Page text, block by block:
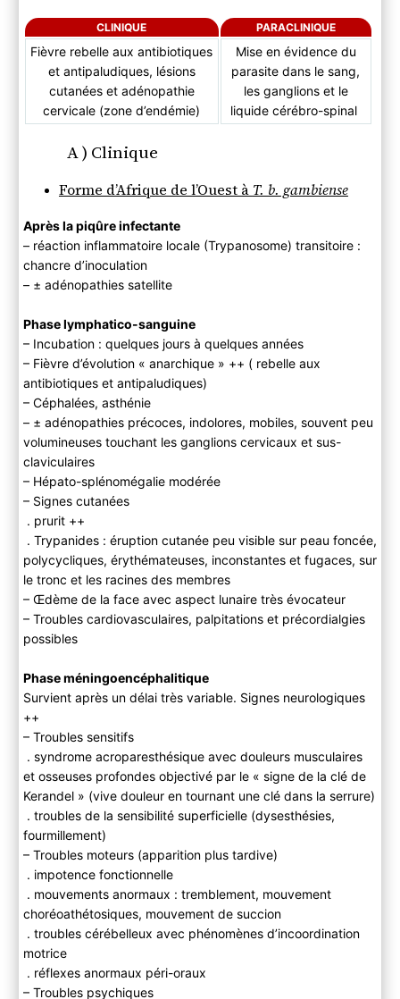
CLINIQUE PARACLINIQUE
Fièvre rebelle aux antibiotiques
et antipaludiques, lésions
cutanées et adénopathie
cervicale (zone d’endémie)
Mise en évidence du
parasite dans le sang,
les ganglions et le
liquide cérébro-spinal
A ) Clinique
Forme d’Afrique de l’Ouest à T. b. gambiense
Après la piqûre infectante
– réaction inflammatoire locale (Trypanosome) transitoire :
chancre d’inoculation
– ± adénopathies satellite
Phase lymphatico-sanguine
– Incubation : quelques jours à quelques années
– Fièvre d’évolution « anarchique » ++ ( rebelle aux
antibiotiques et antipaludiques)
– Céphalées, asthénie
– ± adénopathies précoces, indolores, mobiles, souvent peu
volumineuses touchant les ganglions cervicaux et sus-
claviculaires
– Hépato-splénomégalie modérée
– Signes cutanées
. prurit ++
. Trypanides : éruption cutanée peu visible sur peau foncée,
polycycliques, érythémateuses, inconstantes et fugaces, sur
le tronc et les racines des membres
– Œdème de la face avec aspect lunaire très évocateur
– Troubles cardiovasculaires, palpitations et précordialgies
possibles
Phase méningoencéphalitique
Survient après un délai très variable. Signes neurologiques
++
– Troubles sensitifs
. syndrome acroparesthésique avec douleurs musculaires
et osseuses profondes objectivé par le « signe de la clé de
Kerandel » (vive douleur en tournant une clé dans la serrure)
. troubles de la sensibilité superficielle (dysesthésies,
fourmillement)
– Troubles moteurs (apparition plus tardive)
. impotence fonctionnelle
. mouvements anormaux : tremblement, mouvement
choréoathétosiques, mouvement de succion
. troubles cérébelleux avec phénomènes d’incoordination
motrice
. réflexes anormaux péri-oraux
– Troubles psychiques